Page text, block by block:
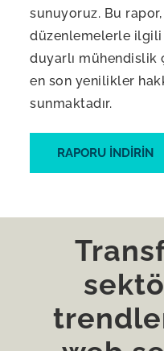
sunuyoruz. Bu
düzenlemelerle
duyarlı
en son yenilikler
sunmaktadır.
RAPORU INDIRIN